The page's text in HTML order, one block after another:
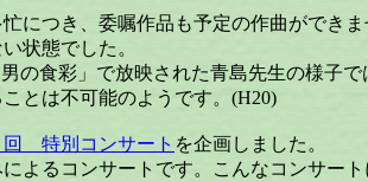
につき、委嘱作品も予定の作曲ができま
状態でした。
の食彩」で放映された青島先生の様子で
とは不可能のようです。(H20)
回 特別コンサート を企画しました。
よるコンサートです。こんなコンサー